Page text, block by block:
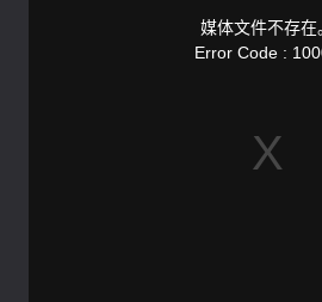
媒体文件不存在
Error Code :